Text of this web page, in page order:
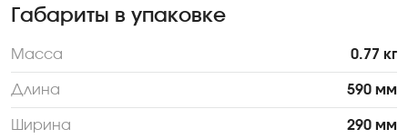
Габариты в упаковке
Масса 0.77 кг
Длина 590 мм
Ширина 290 мм